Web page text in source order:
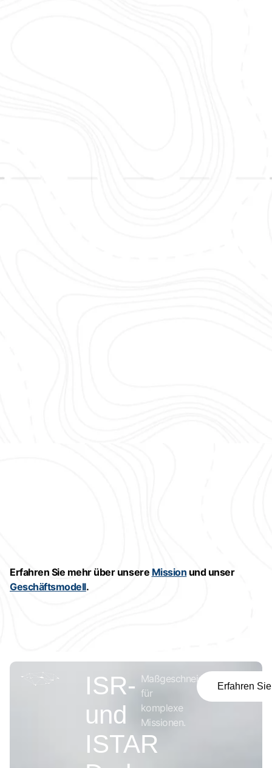
Erfahren Sie mehr über unsere Mission und unser
Geschäftsmodell.
ISR-
und
ISTAR
Erfahren
Maßgeschneidert
für
komplexe
Missionen.